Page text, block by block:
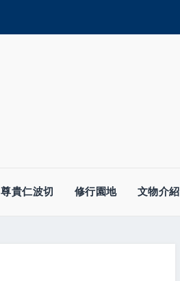
尊貴仁波切 修行園地 文物介紹